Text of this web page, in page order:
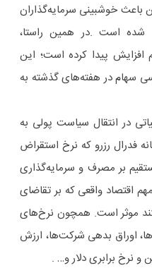
خوشبینی سرمایه‌گذاران
است .در همین راستا،
افزایش پیدا کرده است؛ این
سهام در هفته‌های گذشته به
در انتقال سیاست پولی به
فدرال رزرو که نرخ استقراض
بر مصرف و سرمایه‌گذاری
اقتصاد واقعی که بر تقاضای
موثر است. همچون نرخ‌های
اوراق بدهی شرکت‌ها، ارزش
و نرخ برابری دلار و… .